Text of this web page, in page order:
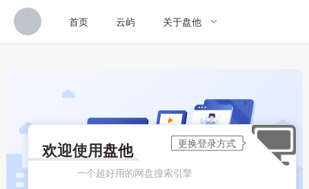
首页 云屿 关于盘他
欢迎使用盘他
一个超好用的网盘搜索引擎